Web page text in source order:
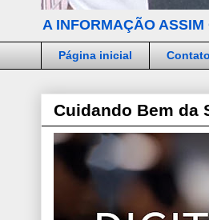
A INFORMAÇÃO
Página inicial
Cuidando Bem da